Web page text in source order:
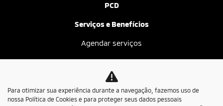
PCD
Serviços e Benefícios
Agendar serviços
Peças
Acessórios
Seguros
Para otimizar sua experiência durante a navegação, fazemos uso de
nossa Política de Cookies e para proteger seus dados pessoais